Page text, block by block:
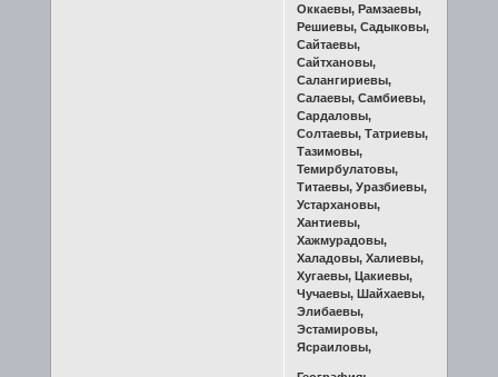
Оккаевы, Рамзаевы,
Решиевы, Садыковы,
Сайтаевы,
Сайтхановы,
Салангириевы,
Салаевы, Самбиевы,
Сардаловы,
Солтаевы, Татриевы,
Тазимовы,
Темирбулатовы,
Титаевы, Уразбиевы,
Устархановы,
Хантиевы,
Хажмурадовы,
Халадовы, Халиевы,
Хугаевы, Цакиевы,
Чучаевы, Шайхаевы,
Элибаевы,
Эстамировы,
Ясраиловы,